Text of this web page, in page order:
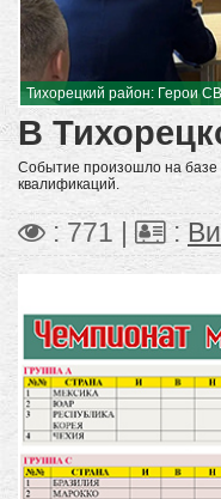
Тихорецкий район: Герои
В
Событие произошло на базе
квалификаций.
: 771 | :